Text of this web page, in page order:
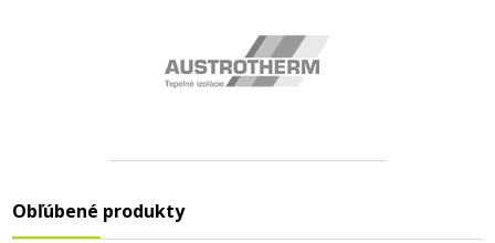
Obľúbené produkty